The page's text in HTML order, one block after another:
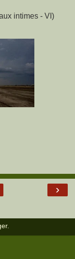
intimes - VI)
›
.